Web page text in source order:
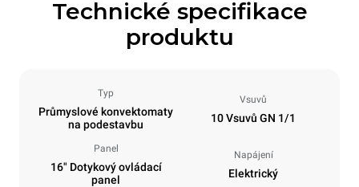
Technické specifikace
produktu
Typ
Průmyslové konvektomaty
na podestavbu
Vsuvů
10 Vsuvů GN 1/1
Panel
16" Dotykový ovládací
panel
Napájení
Elektrický